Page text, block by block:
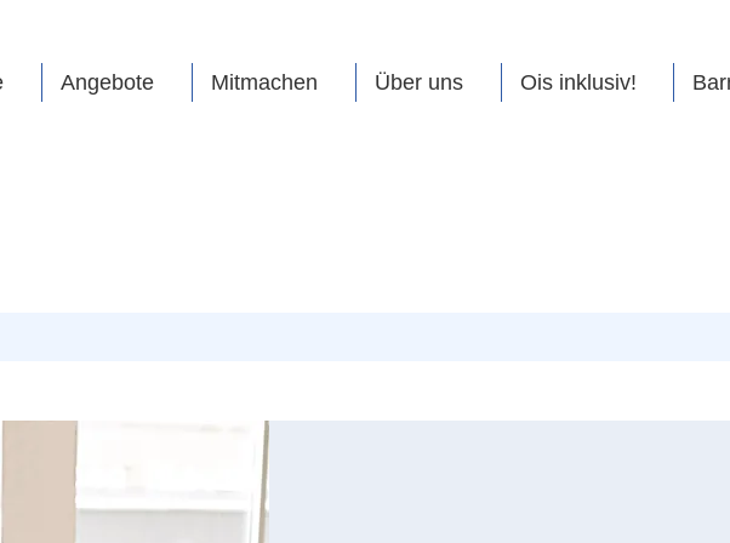
Angebote Mitmachen Über uns Ois inklusiv!